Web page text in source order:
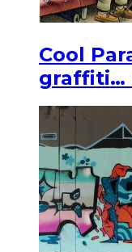
Cool
graffiti…